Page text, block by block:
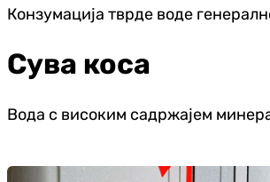
Конзумација тврде воде
Сува коса
Вода с високим садржајем